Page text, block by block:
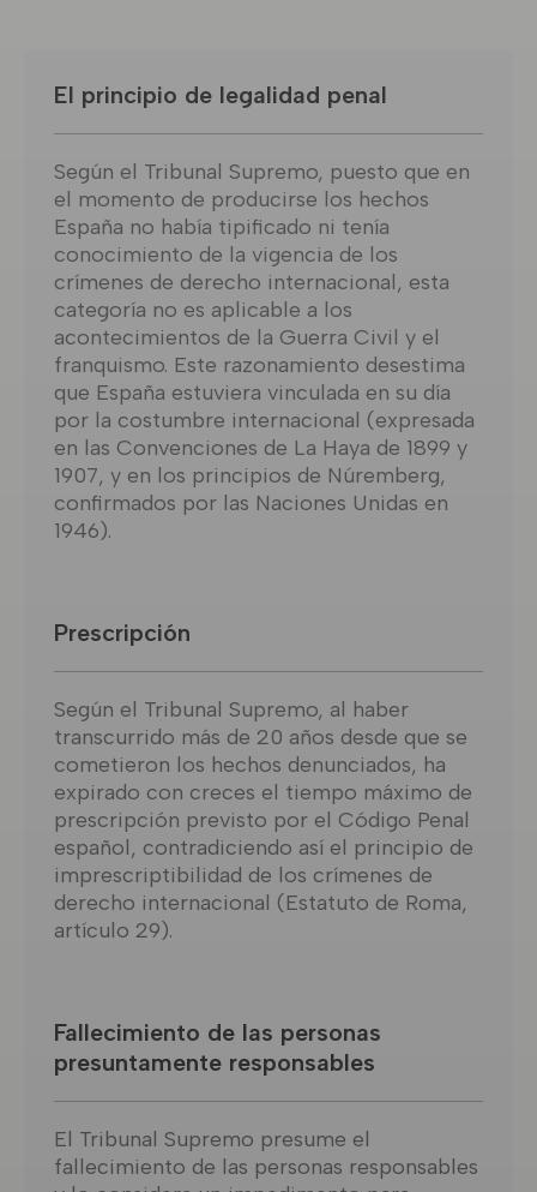
El principio de legalidad penal
Según el Tribunal Supremo, puesto que en
el momento de producirse los hechos
España no había tipificado ni tenía
conocimiento de la vigencia de los
crímenes de derecho internacional, esta
categoría no es aplicable a los
acontecimientos de la Guerra Civil y el
franquismo. Este razonamiento desestima
que España estuviera vinculada en su día
por la costumbre internacional (expresada
en las Convenciones de La Haya de 1899 y
1907, y en los principios de Núremberg,
confirmados por las Naciones Unidas en
1946).
Prescripción
Según el Tribunal Supremo, al haber
transcurrido más de 20 años desde que se
cometieron los hechos denunciados, ha
expirado con creces el tiempo máximo de
prescripción previsto por el Código Penal
español, contradiciendo así el principio de
imprescriptibilidad de los crímenes de
derecho internacional (Estatuto de Roma,
artículo 29).
Fallecimiento de las personas
presuntamente responsables
El Tribunal Supremo presume el
fallecimiento de las personas responsables